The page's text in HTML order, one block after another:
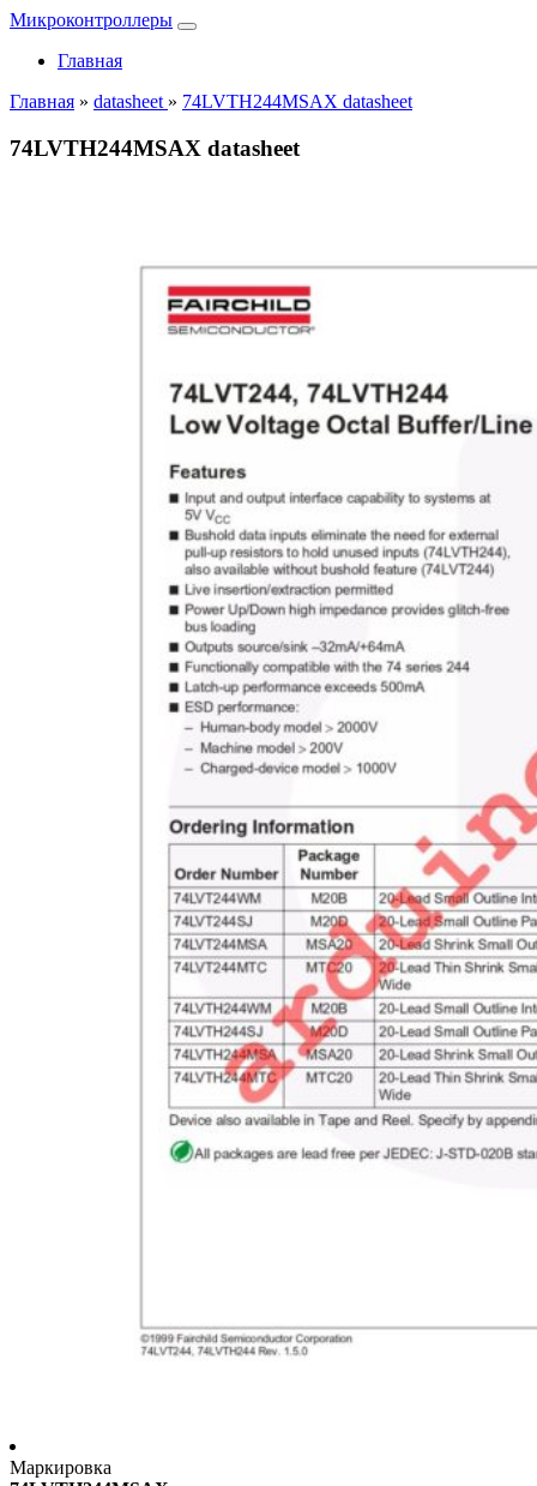
Микроконтроллеры
Главная
Главная » datasheet » 74LVTH244MSAX datasheet
74LVTH244MSAX datasheet
Маркировка